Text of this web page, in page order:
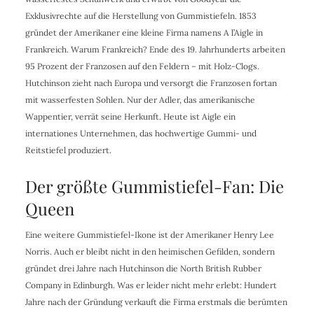
Exklusivrechte auf die Herstellung von Gummistiefeln. 1853
gründet der Amerikaner eine kleine Firma namens A l’Aigle in
Frankreich. Warum Frankreich? Ende des 19. Jahrhunderts arbeiten
95 Prozent der Franzosen auf den Feldern – mit Holz-Clogs.
Hutchinson zieht nach Europa und versorgt die Franzosen fortan
mit wasserfesten Sohlen. Nur der Adler, das amerikanische
Wappentier, verrät seine Herkunft. Heute ist Aigle ein
internationes Unternehmen, das hochwertige Gummi- und
Reitstiefel produziert.
Der größte Gummistiefel-Fan: Die
Queen
Eine weitere Gummistiefel-Ikone ist der Amerikaner Henry Lee
Norris. Auch er bleibt nicht in den heimischen Gefilden, sondern
gründet drei Jahre nach Hutchinson die North British Rubber
Company in Edinburgh. Was er leider nicht mehr erlebt: Hundert
Jahre nach der Gründung verkauft die Firma erstmals die berümten